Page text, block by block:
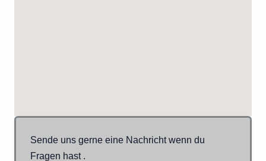
Sende uns gerne eine Nachricht wenn du
Fragen hast .